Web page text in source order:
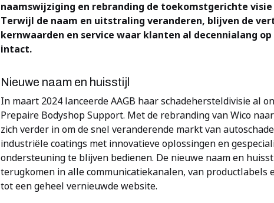
naamswijziging en rebranding de toekomstgerichte
Terwijl de naam en uitstraling veranderen, blijven de
kernwaarden en service waar klanten al decennialang
intact.
Nieuwe naam en huisstijl
In maart 2024 lanceerde AAGB haar schadehersteldivisie al
Prepaire Bodyshop Support. Met de rebranding van Wico
zich verder in om de snel veranderende markt van
industriële coatings met innovatieve oplossingen en
ondersteuning te blijven bedienen. De nieuwe naam en
terugkomen in alle communicatiekanalen, van productlabels
tot een geheel vernieuwde website.